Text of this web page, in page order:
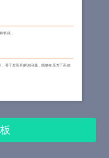
书籍；
善于发现和解决问题，能够在压力下高效